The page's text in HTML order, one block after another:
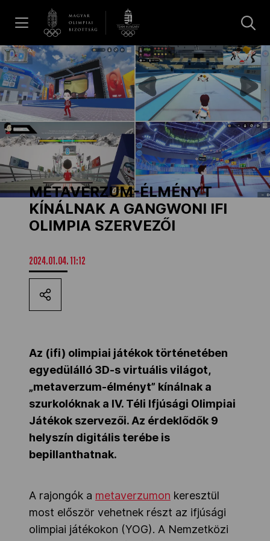
Hírek
Galéria
Dakar 2026
Los Angeles 2028
Kettőskarrier-program
Társszervezetek
OVEP
METAVERZUM-ÉLMÉNYT
KÍNÁLNAK A GANGWONI IFI
OLIMPIA SZERVEZŐI
2024.01.04. 11:12
Az (ifi) olimpiai játékok történetében
egyedülálló 3D-s virtuális világot,
„metaverzum-élményt” kínálnak a
szurkolóknak a IV. Téli Ifjúsági Olimpiai
Játékok szervezői. Az érdeklődők 9
helyszín digitális terébe is
bepillanthatnak.
A rajongók a metaverzumon keresztül
most először vehetnek részt az ifjúsági
olimpiai játékokon (YOG). A Nemzetközi